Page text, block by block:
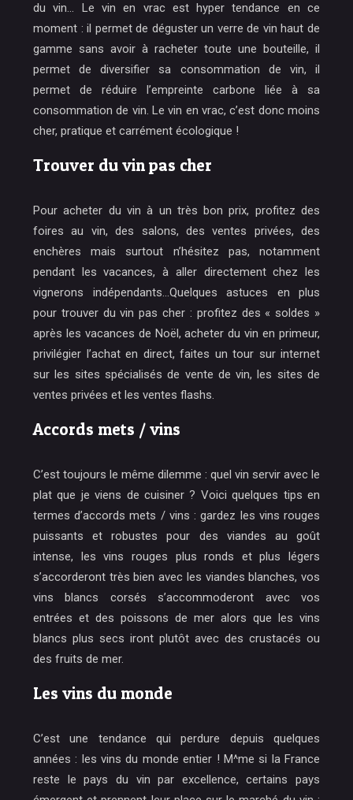
du vin… Le vin en vrac est hyper tendance en ce
moment : il permet de déguster un verre de vin haut de
gamme sans avoir à racheter toute une bouteille, il
permet de diversifier sa consommation de vin, il
permet de réduire l’empreinte carbone liée à sa
consommation de vin. Le vin en vrac, c’est donc moins
cher, pratique et carrément écologique !
Trouver du vin pas cher
Pour acheter du vin à un très bon prix, profitez des
foires au vin, des salons, des ventes privées, des
enchères mais surtout n’hésitez pas, notamment
pendant les vacances, à aller directement chez les
vignerons indépendants…Quelques astuces en plus
pour trouver du vin pas cher : profitez des « soldes »
après les vacances de Noël, acheter du vin en primeur,
privilégier l’achat en direct, faites un tour sur internet
sur les sites spécialisés de vente de vin, les sites de
ventes privées et les ventes flashs.
Accords mets / vins
C’est toujours le même dilemme : quel vin servir avec le
plat que je viens de cuisiner ? Voici quelques tips en
termes d’accords mets / vins : gardez les vins rouges
puissants et robustes pour des viandes au goût
intense, les vins rouges plus ronds et plus légers
s’accorderont très bien avec les viandes blanches, vos
vins blancs corsés s’accommoderont avec vos
entrées et des poissons de mer alors que les vins
blancs plus secs iront plutôt avec des crustacés ou
des fruits de mer.
Les vins du monde
C’est une tendance qui perdure depuis quelques
années : les vins du monde entier ! M^me si la France
reste le pays du vin par excellence, certains pays